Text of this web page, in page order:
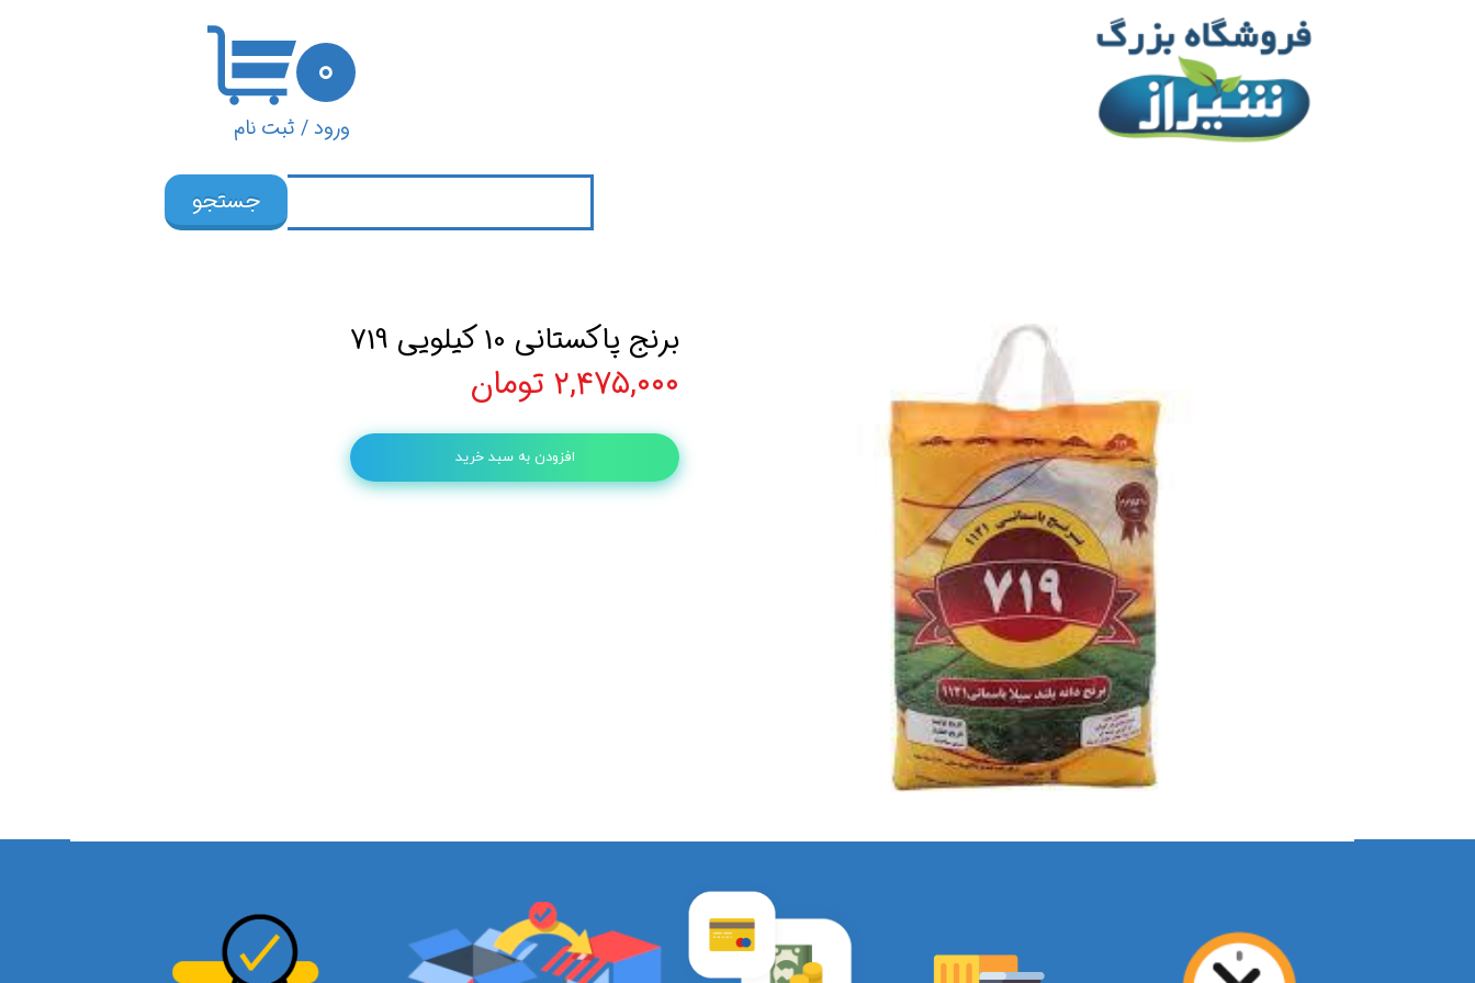
ورود/ ثبت نام
حساب کاربری من
تغییر گذر واژه
۰
جستجو
برنج پاکستانی 10 کیلویی 719
۲,۴۷۵,۰۰۰ تومان
افزودن به سبد خرید